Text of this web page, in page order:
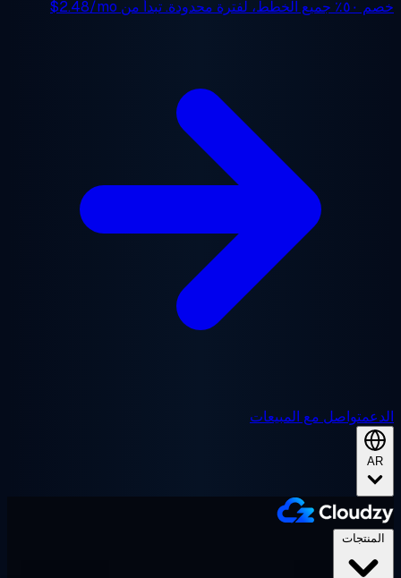
٥٠٪ جميع الخطط، لفترة محدودة. تبدأ من $2.48/mo
تواصل مع المبيعات